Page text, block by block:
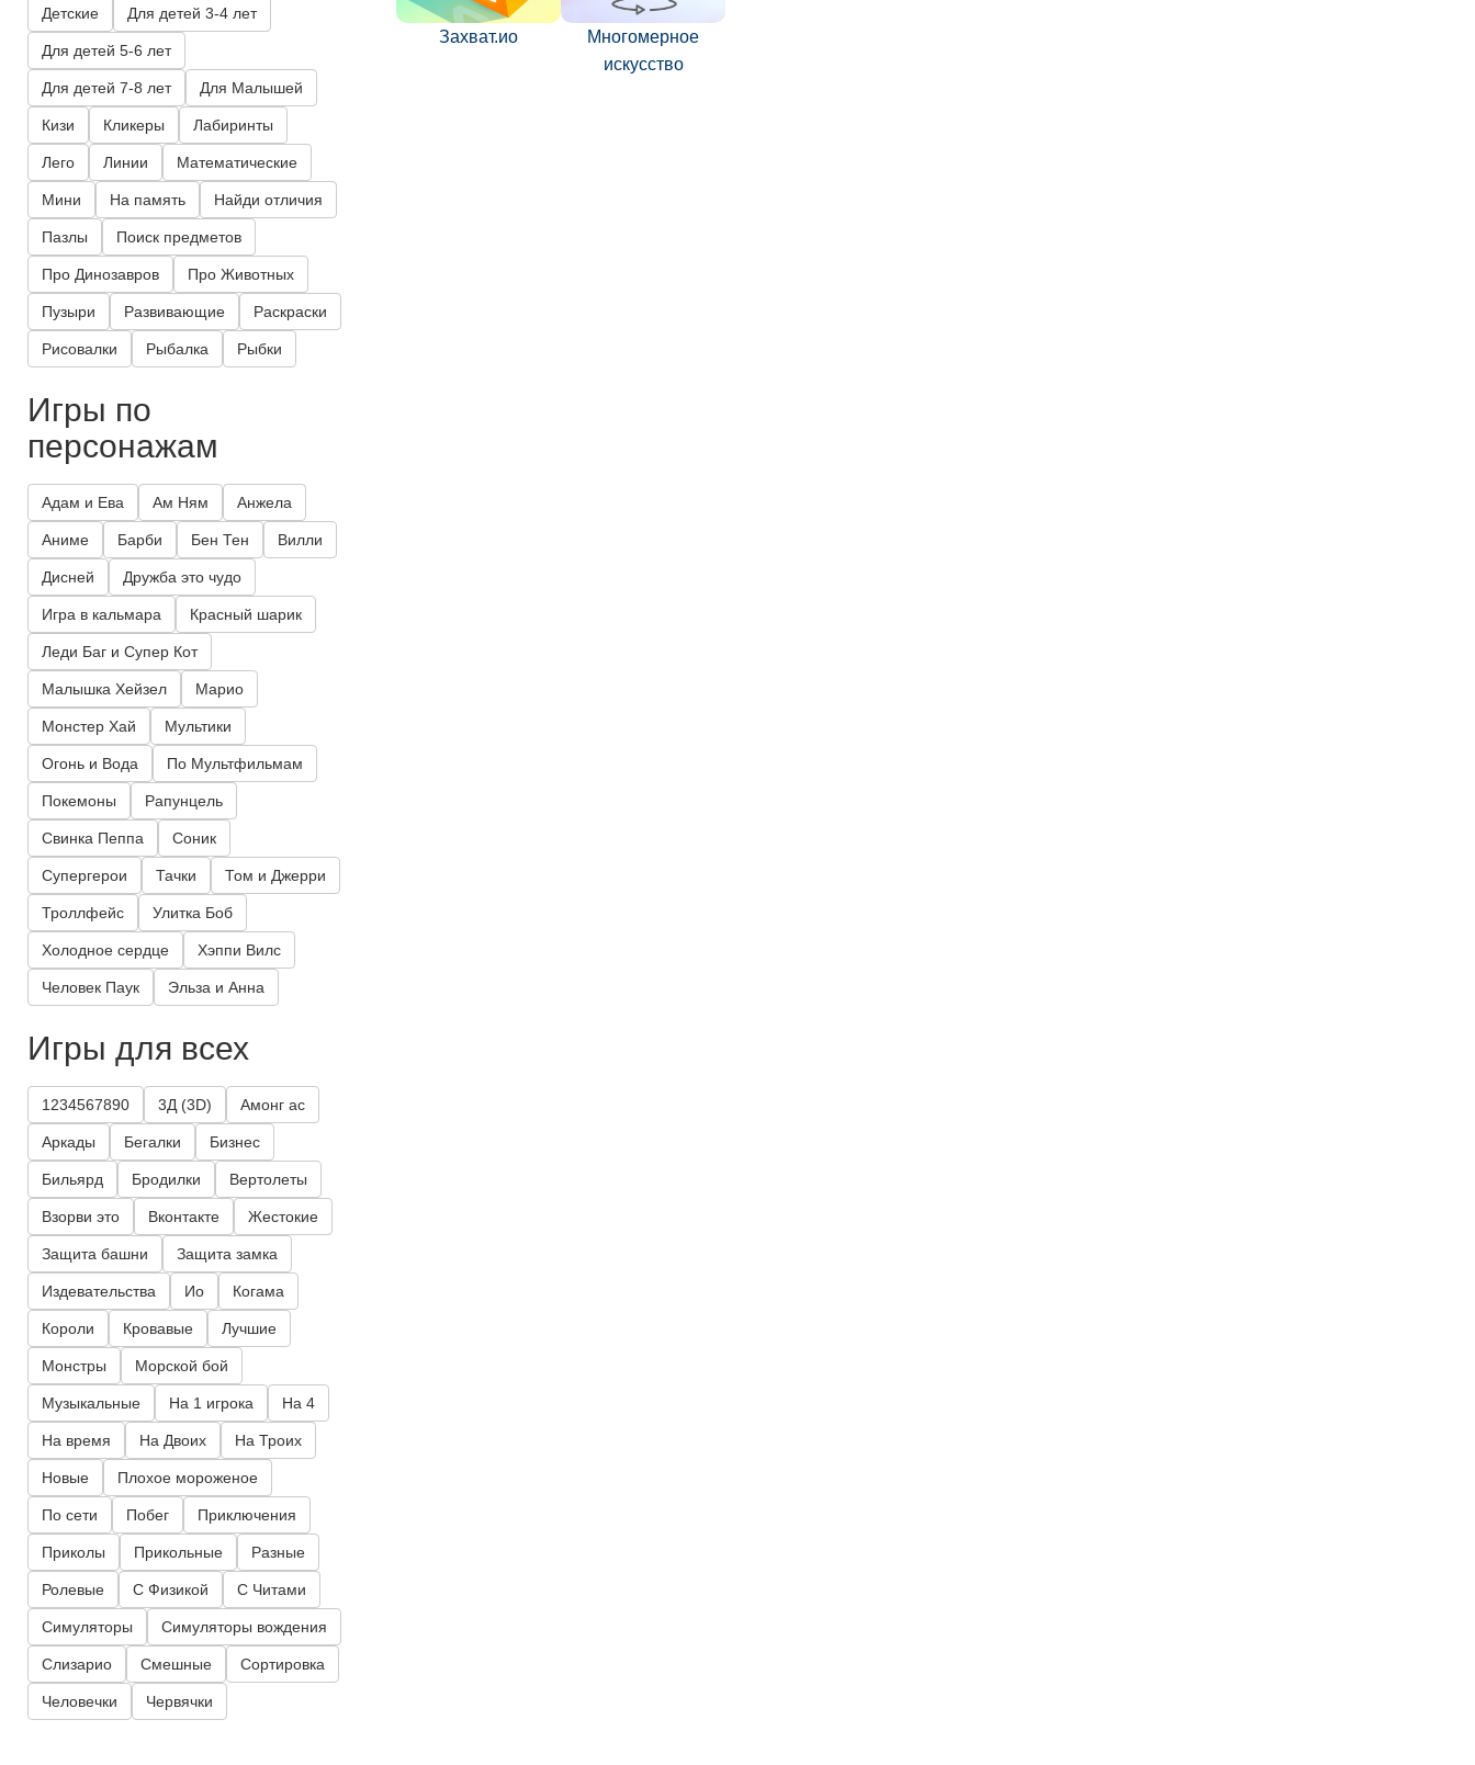
Захват.ио
Многомерное
искусство
Детские Для детей 3-4 лет
Для детей 5-6 лет
Для детей 7-8 лет Для Малышей
Кизи Кликеры Лабиринты
Лего Линии Математические
Мини На память Найди отличия
Пазлы Поиск предметов
Про Динозавров Про Животных
Пузыри Развивающие Раскраски
Рисовалки Рыбалка Рыбки
Игры по
персонажам
Адам и Ева Ам Ням Анжела
Аниме Барби Бен Тен Вилли
Дисней Дружба это чудо
Игра в кальмара Красный шарик
Леди Баг и Супер Кот
Малышка Хейзел Марио
Монстер Хай Мультики
Огонь и Вода По Мультфильмам
Покемоны Рапунцель
Свинка Пеппа Соник
Супергерои Тачки Том и Джерри
Троллфейс Улитка Боб
Холодное сердце Хэппи Вилс
Человек Паук Эльза и Анна
Игры для всех
1234567890 3Д (3D) Амонг ас
Аркады Бегалки Бизнес
Бильярд Бродилки Вертолеты
Взорви это Вконтакте Жестокие
Защита башни Защита замка
Издевательства Ио Когама
Короли Кровавые Лучшие
Монстры Морской бой
Музыкальные На 1 игрока На 4
На время На Двоих На Троих
Новые Плохое мороженое
По сети Побег Приключения
Приколы Прикольные Разные
Ролевые С Физикой С Читами
Симуляторы Симуляторы вождения
Слизарио Смешные Сортировка
Человечки Червячки